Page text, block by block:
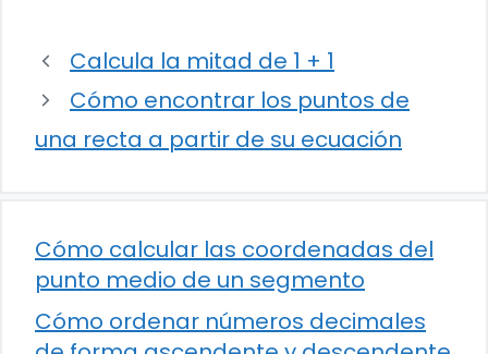
Calcula la mitad de 1 + 1
Cómo encontrar los puntos de
una recta a partir de su ecuación
Cómo calcular las coordenadas del
punto medio de un segmento
Cómo ordenar números decimales